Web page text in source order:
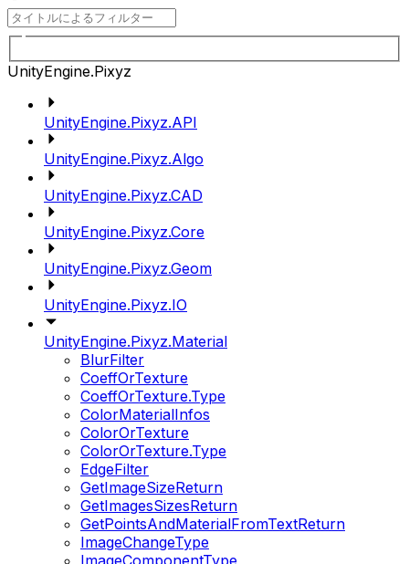
UnityEngine.Pixyz
UnityEngine.Pixyz.API
UnityEngine.Pixyz.Algo
UnityEngine.Pixyz.CAD
UnityEngine.Pixyz.Core
UnityEngine.Pixyz.Geom
UnityEngine.Pixyz.IO
UnityEngine.Pixyz.Material
BlurFilter
CoeffOrTexture
CoeffOrTexture.Type
ColorMaterialInfos
ColorOrTexture
ColorOrTexture.Type
EdgeFilter
GetImageSizeReturn
GetImagesSizesReturn
GetPointsAndMaterialFromTextReturn
ImageChangeType
ImageComponentType